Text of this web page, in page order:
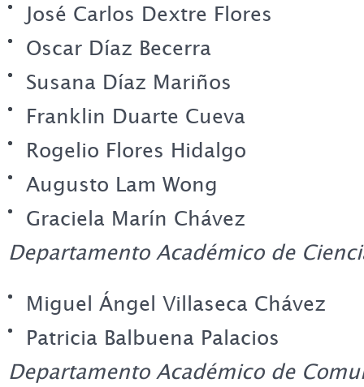
José Carlos Dextre Flores
Oscar Díaz Becerra
Susana Díaz Mariños
Franklin Duarte Cueva
Rogelio Flores Hidalgo
Augusto Lam Wong
Graciela Marín Chávez
Departamento Académico de
Miguel Ángel Villaseca Chávez
Patricia Balbuena Palacios
Departamento Académico de